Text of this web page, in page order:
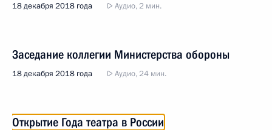
18 декабря 2018 года Аудио, 2 мин.
Заседание коллегии Министерства обороны
18 декабря 2018 года Аудио, 24 мин.
Открытие Года театра в России